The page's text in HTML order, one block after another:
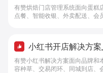
具 - 做生意, 找有赞
有赞烘焙门店管理系统面向蛋糕
点餐、智能收银、外卖配送、会
小红书开店解决方
化工具 - 做生意, 找
有赞小红书解决方案面向品牌和
容种草、交易闭环、同城到店、